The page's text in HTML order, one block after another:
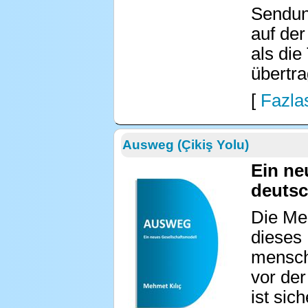
auf
als die
[
Ausweg (Çikiş Yolu)
Ein
Die
dieses
vor
ist